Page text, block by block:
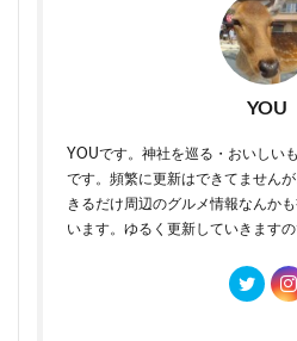
YOU
YOUです。神社を巡る・おいしい
です。頻繁に更新はできてません
きるだけ周辺のグルメ情報なんか
います。ゆるく更新していきます